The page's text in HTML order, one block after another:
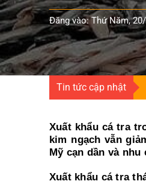
Đăng vào: Thứ Năm,
Tin tức cập nhật
Xuất khẩu cá tra
kim ngạch vẫn
Mỹ cạn dần và
Xuất khẩu cá tra